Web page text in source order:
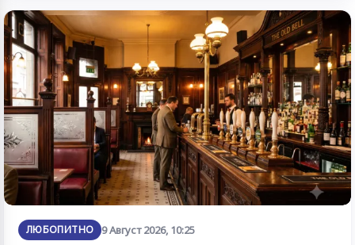
ЛЮБОПИТНО 9 Август 2026, 10:25